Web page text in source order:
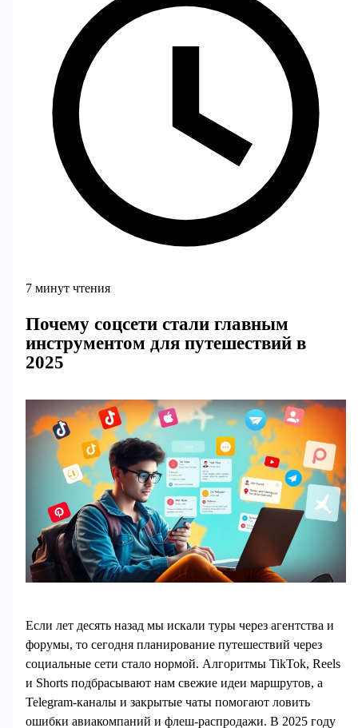
7 минут чтения
Почему соцсети стали главным
инструментом для путешествий в
2025
Если лет десять назад мы искали туры через агентства и
форумы, то сегодня планирование путешествий через
социальные сети стало нормой. Алгоритмы TikTok, Reels
и Shorts подбрасывают нам свежие идеи маршрутов, а
Telegram‑каналы и закрытые чаты помогают ловить
ошибки авиакомпаний и флеш-распродажи. В 2025 году